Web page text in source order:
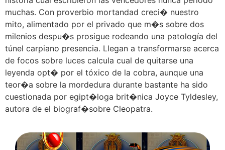
muchas. Con proverbio mortandad creci� nuestro
mito, alimentado por el privado que m�s sobre dos
milenios despu�s prosigue rodeando una patologí­a del
túnel carpiano presencia. Llegan a transformarse acerca
de focos sobre luces calcula cual de quitarse una
leyenda opt� por el tóxico de la cobra, aunque una
teor�a sobre la mordedura durante bastante ha sido
cuestionada por egipt�loga brit�nica Joyce Tyldesley,
autora de el biograf�sobre Cleopatra.